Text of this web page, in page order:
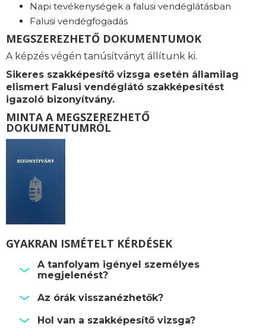
Napi tevékenységek a falusi vendéglátásban
Falusi vendégfogadás
MEGSZEREZHETŐ DOKUMENTUMOK
A képzés végén tanúsítványt állítunk ki.
Sikeres szakképesítő vizsga esetén államilag
elismert Falusi vendéglátó szakképesítést
igazoló bizonyítvány.
MINTA A MEGSZEREZHETŐ
DOKUMENTUMRÓL
GYAKRAN ISMÉTELT KÉRDÉSEK
A tanfolyam igényel személyes
megjelenést?
Az órák visszanézhetők?
Hol van a szakképesítő vizsga?